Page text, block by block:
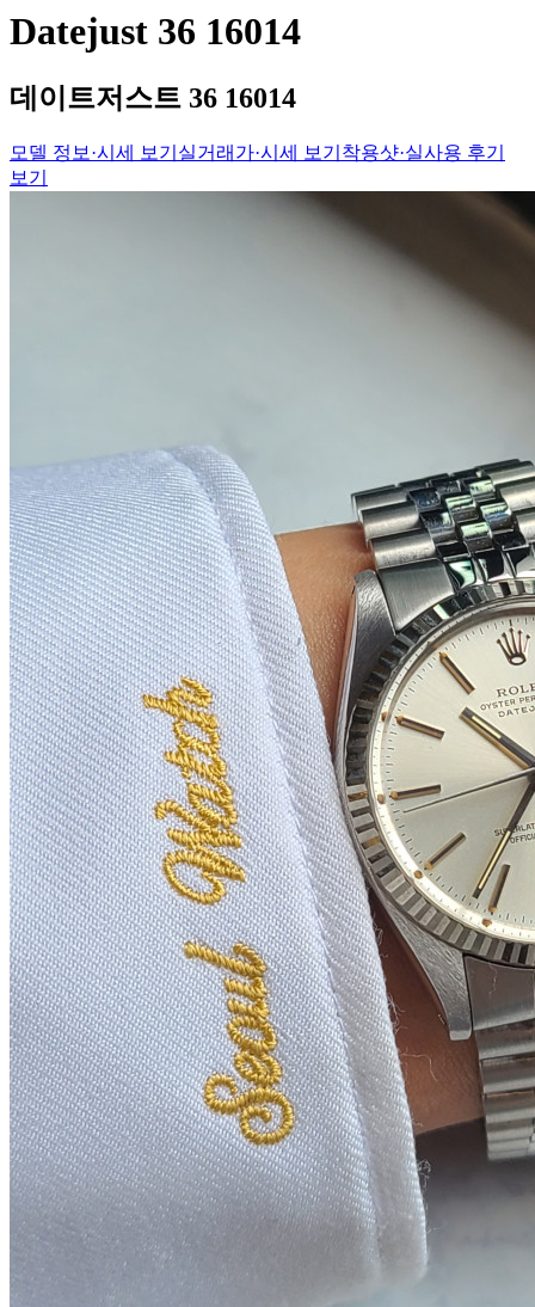
Datejust 36 16014
데이트저스트 36 16014
모델 정보·시세 보기 실거래가·시세 보기 착용샷·실사용 후기
보기